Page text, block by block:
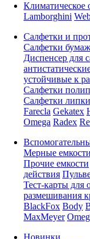
Климатическое
Lamborghini
Салфетки и
Салфетки
Диспенсер для
устойчивые к
Салфетки
Салфетки
Farecla Gekatex
Omega Radex
Мерные емкости
Прочие емкости
действия
Тест-карты для
размешивания
BlackFox Body
MaxMeyer
Новинки